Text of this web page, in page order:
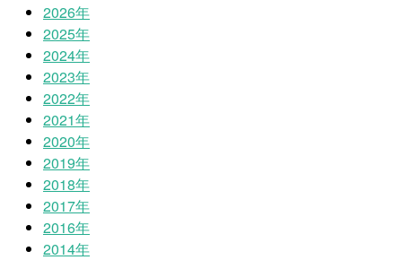
2026年
2025年
2024年
2023年
2022年
2021年
2020年
2019年
2018年
2017年
2016年
2014年